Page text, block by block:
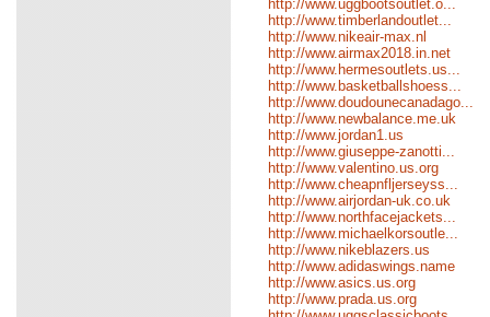
http://www.uggbootsoutlet.o...
http://www.timberlandoutlet...
http://www.nikeair-max.nl
http://www.airmax2018.in.net
http://www.hermesoutlets.us...
http://www.basketballshoess...
http://www.doudounecanadago...
http://www.newbalance.me.uk
http://www.jordan1.us
http://www.giuseppe-zanotti...
http://www.valentino.us.org
http://www.cheapnfljerseyss...
http://www.airjordan-uk.co.uk
http://www.northfacejackets...
http://www.michaelkorsoutle...
http://www.nikeblazers.us
http://www.adidaswings.name
http://www.asics.us.org
http://www.prada.us.org